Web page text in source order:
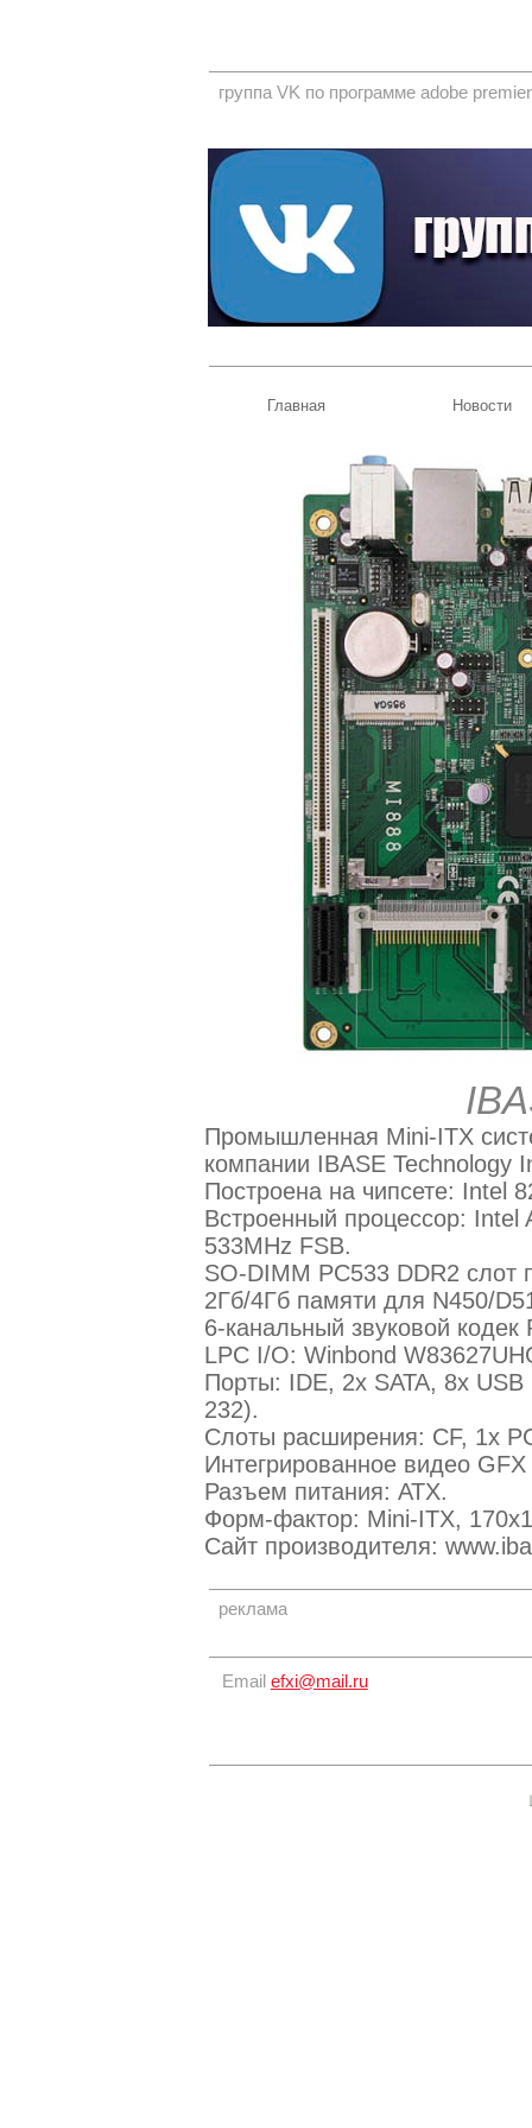
группа VK по программе adobe
Главная Новости
Промышленная Mini-ITX
компании IBASE Technology
Построена на чипсете: Intel
Встроенный процессор:
533MHz FSB.
SO-DIMM PC533 DDR2 слот
2Гб/4Гб памяти для N450/
6-канальный звуковой кодек
LPC I/O: Winbond
Порты: IDE, 2x SATA, 8x
232).
Слоты расширения: CF, 1x
Интегрированное видео
Разъем питания: ATX.
Форм-фактор: Mini-ITX,
Сайт производителя:
реклама
Email efxi@mail.ru